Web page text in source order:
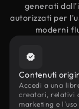
generati
autorizzati per
moderni
Contenuti
Accedi a una
creatori, relativi
marketing e